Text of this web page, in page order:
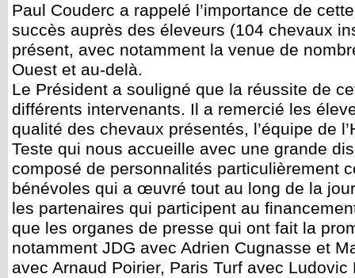
Paul Couderc a rappelé l’importance de
succès auprès des éleveurs (104 chevaux
présent, avec notamment la venue de
Ouest et au-delà.
Le Président a souligné que la réussite de
différents intervenants. Il a remercié les
qualité des chevaux présentés, l’équipe de
Teste qui nous accueille avec une grande
composé de personnalités particulièrement
bénévoles qui a œuvré tout au long de la
les partenaires qui participent au
que les organes de presse qui ont fait la
notamment JDG avec Adrien Cugnasse et
avec Arnaud Poirier, Paris Turf avec Ludovic